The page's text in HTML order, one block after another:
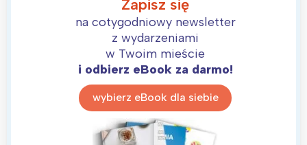
Zapisz się
na cotygodniowy newsletter
z wydarzeniami
w Twoim mieście
i odbierz eBook za darmo!
wybierz eBook dla siebie